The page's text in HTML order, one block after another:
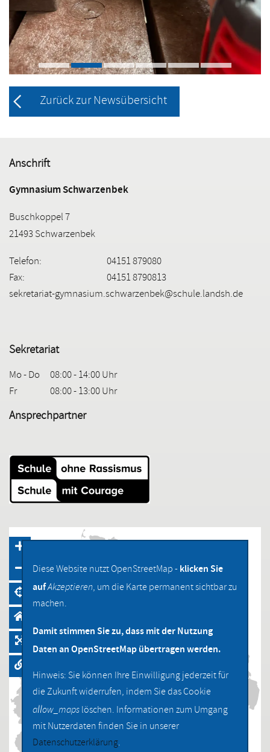
Zurück zur Newsübersicht
Anschrift
Gymnasium Schwarzenbek
Buschkoppel 7
21493 Schwarzenbek
Telefon:
04151 879080
Fax:
04151 8790813
sekretariat-gymnasium.schwarzenbek@schule.landsh.de
Sekretariat
Mo - Do
08:00 - 14:00 Uhr
Fr
08:00 - 13:00 Uhr
Ansprechpartner
Diese Website nutzt OpenStreetMap -klicken Sie
aufAkzeptieren, um die Karte permanent sichtbar zu
machen.
Damit stimmen Sie zu, dass mit der Nutzung
Daten an OpenStreetMap übertragen werden.
Hinweis: Sie können Ihre Einwilligung jederzeit für
die Zukunft widerrufen, indem Sie das Cookie
allow_mapslöschen. Informationen zum Umgang
mit Nutzerdaten finden Sie in unserer
Datenschutzerklärung.